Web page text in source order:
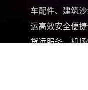
车配件、建筑
运高效安全便
货运服务。机场